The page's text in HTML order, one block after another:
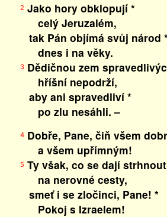
2 Jako hory obklopují *
celý Jeruzalém,
tak Pán objímá svůj národ
dnes i na věky.
3Dědičnou zem
hříšní nepodrží,
aby ani spravedliví *
po zlu nesáhli. –
4Dobře, Pane, čiň všem
a všem upřímným!
5 Ty však, co se dají
na nerovné cesty,
smeť i se zločinci, Pane! *
Pokoj s Izraelem!